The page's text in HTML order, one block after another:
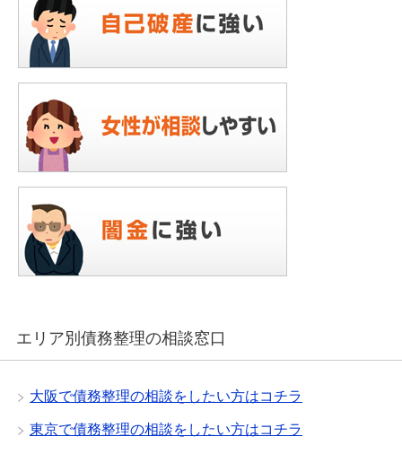
エリア別債務整理の相談窓口
大阪で債務整理の相談をしたい方はコチラ
東京で債務整理の相談をしたい方はコチラ